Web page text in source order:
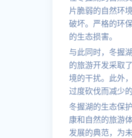
片脆弱的自然环
破坏。严格的环
的生态损害。
与此同时，冬握
的旅游开发采取
境的干扰。此外
过度砍伐而减少的
冬握湖的生态保
康和自然的旅游
发展的典范，为